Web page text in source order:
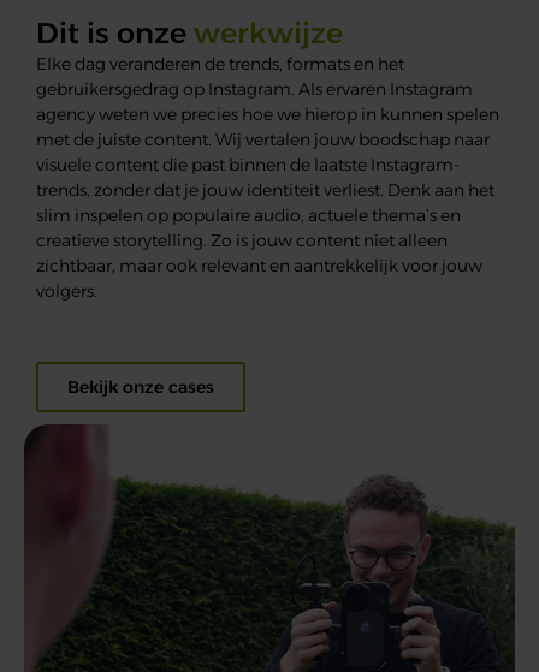
Dit is onze werkwijze
Elke dag veranderen de trends, formats en het
gebruikersgedrag op Instagram. Als ervaren Instagram
agency weten we precies hoe we hierop in kunnen spelen
met de juiste content. Wij vertalen jouw boodschap naar
visuele content die past binnen de laatste Instagram-
trends, zonder dat je jouw identiteit verliest. Denk aan het
slim inspelen op populaire audio, actuele thema’s en
creatieve storytelling. Zo is jouw content niet alleen
zichtbaar, maar ook relevant en aantrekkelijk voor jouw
volgers.
Bekijk onze cases